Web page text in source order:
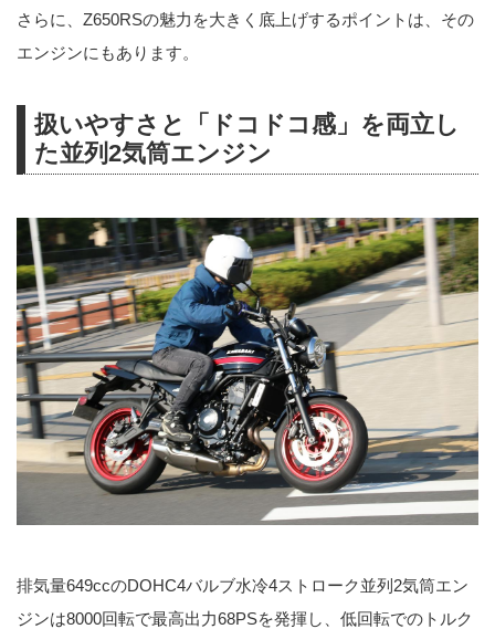
さらに、Z650RSの魅力を大きく底上げするポイントは、その
エンジンにもあります。
扱いやすさと「ドコドコ感」を両立し
た並列2気筒エンジン
排気量649ccのDOHC4バルブ水冷4ストローク並列2気筒エン
ジンは8000回転で最高出力68PSを発揮し、低回転でのトルク